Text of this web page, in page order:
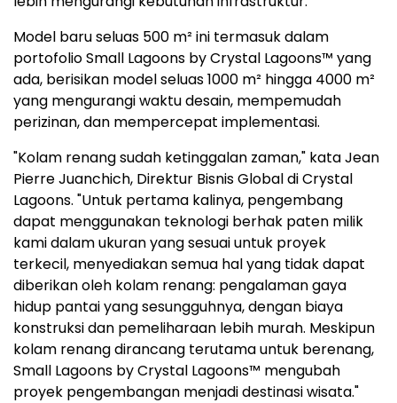
Model baru seluas 500 m² ini termasuk dalam
portofolio Small Lagoons by Crystal Lagoons™ yang
ada, berisikan model seluas 1000 m² hingga 4000 m²
yang mengurangi waktu desain, mempemudah
perizinan, dan mempercepat implementasi.
"Kolam renang sudah ketinggalan zaman," kata Jean
Pierre Juanchich, Direktur Bisnis Global di Crystal
Lagoons. "Untuk pertama kalinya, pengembang
dapat menggunakan teknologi berhak paten milik
kami dalam ukuran yang sesuai untuk proyek
terkecil, menyediakan semua hal yang tidak dapat
diberikan oleh kolam renang: pengalaman gaya
hidup pantai yang sesungguhnya, dengan biaya
konstruksi dan pemeliharaan lebih murah. Meskipun
kolam renang dirancang terutama untuk berenang,
Small Lagoons by Crystal Lagoons™ mengubah
proyek pengembangan menjadi destinasi wisata."